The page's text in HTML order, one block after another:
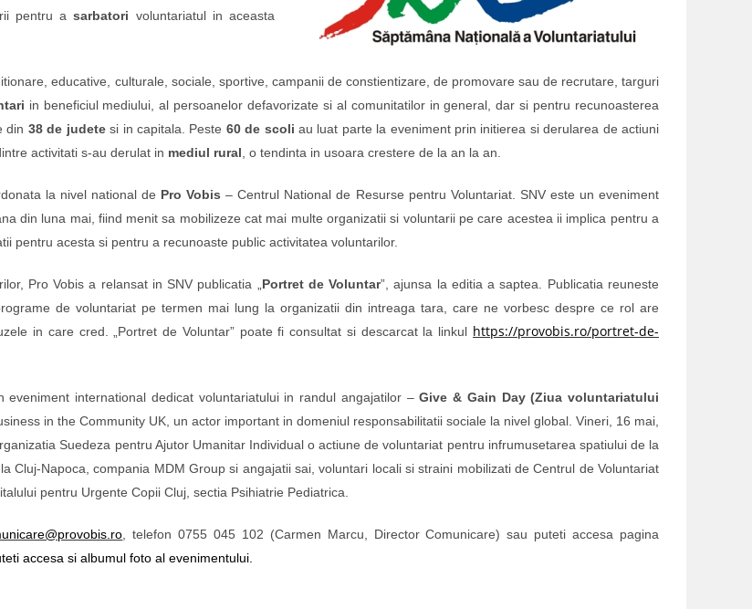
pentru asarbatori voluntariatul in aceasta
educative, culturale, sociale, sportive, campanii de constientizare, de promovare sau de recrutare, targuri
in beneficiul mediului, al persoanelor defavorizate si al comunitatilor in general, dar si pentru recunoasterea
din 38 de judetesi in capitala. Peste 60 de scoli au luat parte la eveniment prin initierea si derularea de actiuni
activitati s-au derulat in mediul rural , o tendinta in usoara crestere de la an la an.
la nivel national de Pro Vobis – Centrul National de Resurse pentru Voluntariat. SNV este un eveniment
din luna mai, fiind menit sa mobilizeze cat mai multe organizatii si voluntarii pe care acestea ii implica pentru a
pentru acesta si pentru a recunoaste public activitatea voluntarilor.
Pro Vobis a relansat in SNV publicatia „ Portret de Voluntar”, ajunsa la editia a saptea. Publicatia reuneste
de voluntariat pe termen mai lung la organizatii din intreaga tara, care ne vorbesc despre ce rol are
in care cred. „Portret de Voluntar” poate fi consultat si descarcat la linkul https://provobis.ro/portret-de-
international dedicat voluntariatului in randul angajatilor –Give & Gain Day (Ziua voluntariatului
in the Community UK, un actor important in domeniul responsabilitatii sociale la nivel global. Vineri, 16 mai,
Suedeza pentru Ajutor Umanitar Individual o actiune de voluntariat pentru infrumusetarea spatiului de la
Cluj-Napoca, compania MDM Group si angajatii sai, voluntari locali si straini mobilizati de Centrul de Voluntariat
pentru Urgente Copii Cluj, sectia Psihiatrie Pediatrica.
, telefon 0755 045 102 (Carmen Marcu, Director Comunicare) sau puteti accesa pagina
ti accesa si albumul foto al evenimentului.